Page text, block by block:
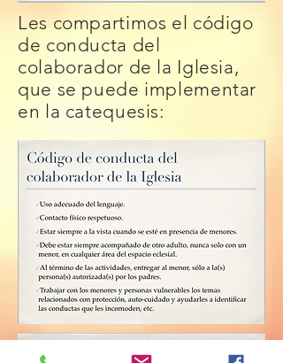
Les compartimos el código
de conducta del
colaborador de la Iglesia,
que se puede implementar
en la catequesis: